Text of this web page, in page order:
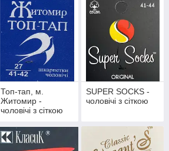
Топ-тап, м.
Житомир -
чоловічі з сіткою
SUPER SOCKS -
чоловічі з сіткою